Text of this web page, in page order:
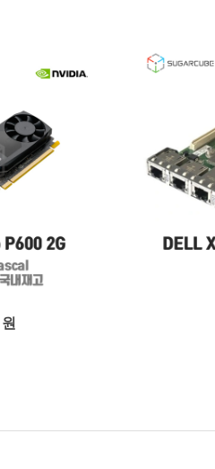
원